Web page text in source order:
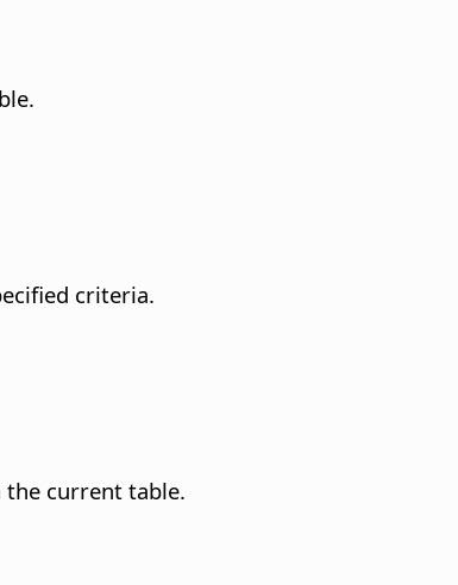
criteria.
the current table.